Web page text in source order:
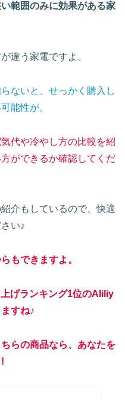
範囲のみに効果がある家
違う家電ですよ。
ないと、せっかく購入し
能性が。
代や冷やし方の比較を紹
ができるか確認してくだ
介もしているので、快適
い♪
もできますよ。
げランキング1位のAliliy
すね♪
らの商品なら、あなたを